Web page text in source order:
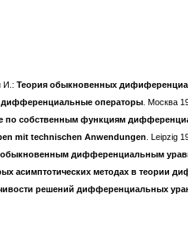
И.: Теория обыкновенных
операторы . Москва
по собственным функциям
mit technischen Anwendungen . Leipzig
дифференциальным
асимптотических методах в теории
решений дифференциальных